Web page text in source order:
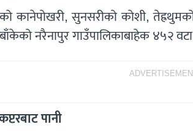
कानेपोखरी, सुनसरीको कोशी,
नरैनापुर गाउँपालिकाबाहेक ४५२
पानी